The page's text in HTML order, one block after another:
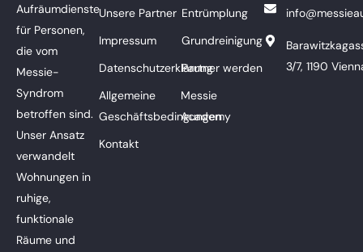
Aufräumdienste
für Personen,
die vom
Messie-
Syndrom
betroffen sind.
Unser Ansatz
verwandelt
Wohnungen in
ruhige,
funktionale
Räume und
Unsere Partner
Impressum
Datenschutzerklärung
Allgemeine
Geschäftsbedingungen
Kontakt
Entrümplung
Grundreinigung
Partner werden
Messie
Academy
3/7, 1190